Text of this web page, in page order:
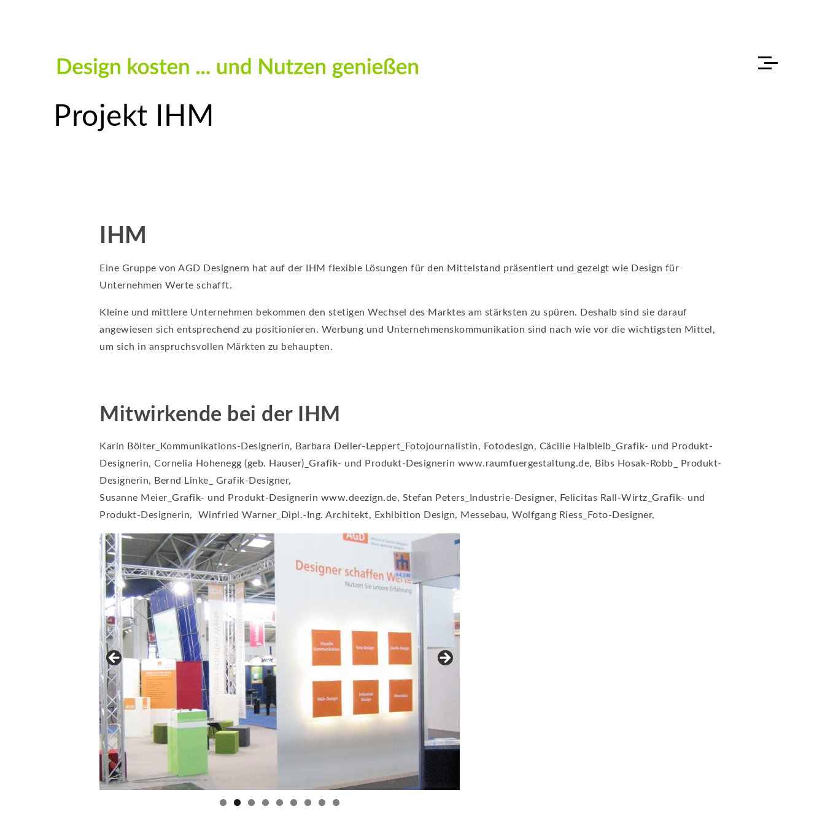
Projekt IHM
IHM
Eine Gruppe von AGD Designern hat auf der IHM flexible Lösungen für den Mittelstand präsentiert und gezeigt wie Design für
Unternehmen Werte schafft.
Kleine und mittlere Unternehmen bekommen den stetigen Wechsel des Marktes am stärksten zu spüren. Deshalb sind sie darauf
angewiesen sich entsprechend zu positionieren. Werbung und Unternehmenskommunikation sind nach wie vor die wichtigsten Mittel,
um sich in anspruchsvollen Märkten zu behaupten.
Mitwirkende bei der IHM
Karin Bölter_Kommunikations-Designerin, Barbara Deller-Leppert_Fotojournalistin, Fotodesign, Cäcilie Halbleib_Grafik- und Produkt-
Designerin, Cornelia Hohenegg (geb. Hauser)_Grafik- und Produkt-Designerin www.raumfuergestaltung.de, Bibs Hosak-Robb_ Produkt-
Designerin, Bernd Linke_ Grafik-Designer,
Susanne Meier_Grafik- und Produkt-Designerin www.deezign.de, Stefan Peters_Industrie-Designer, Felicitas Rall-Wirtz_Grafik- und
Produkt-Designerin, Winfried Warner_Dipl.-Ing. Architekt, Exhibition Design, Messebau, Wolfgang Riess_Foto-Designer,